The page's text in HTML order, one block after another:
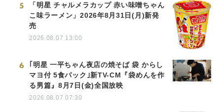
5
「明星 チャルメラカップ 赤い味噌ちゃん
こ味ラーメン」2026年8月31日(月)新発
売
2026.08.07 13:00
6
｢明星 一平ちゃん夜店の焼そば 袋 からし
マヨ付 5食パック｣新TV-CM『袋めんを作
る男篇』8月7日(金)全国放映
2026.08.07 07:30